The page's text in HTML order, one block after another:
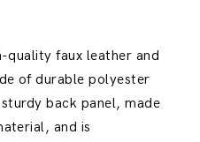
quality faux leather and
of durable polyester
back panel, made
and is